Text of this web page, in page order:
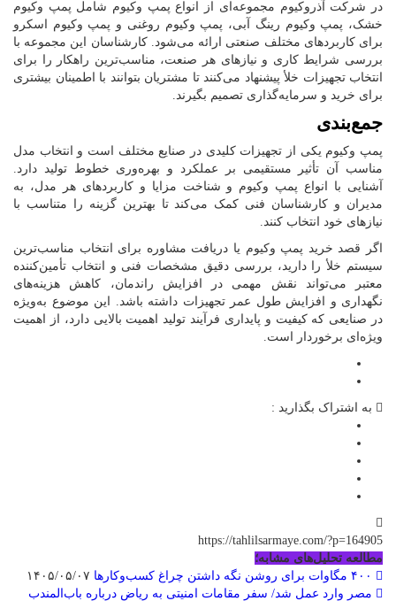
در شرکت آذروکیوم مجموعه‌ای از انواع پمپ وکیوم شامل پمپ وکیوم
خشک، پمپ وکیوم رینگ آبی، پمپ وکیوم روغنی و پمپ وکیوم اسکرو
برای کاربردهای مختلف صنعتی ارائه می‌شود. کارشناسان این مجموعه با
بررسی شرایط کاری و نیازهای هر صنعت، مناسب‌ترین راهکار را برای
انتخاب تجهیزات خلأ پیشنهاد می‌کنند تا مشتریان بتوانند با اطمینان بیشتری
برای خرید و سرمایه‌گذاری تصمیم بگیرند.
جمع‌بندی
پمپ وکیوم یکی از تجهیزات کلیدی در صنایع مختلف است و انتخاب مدل
مناسب آن تأثیر مستقیمی بر عملکرد و بهره‌وری خطوط تولید دارد.
آشنایی با انواع پمپ وکیوم و شناخت مزایا و کاربردهای هر مدل، به
مدیران و کارشناسان فنی کمک می‌کند تا بهترین گزینه را متناسب با
نیازهای خود انتخاب کنند.
اگر قصد خرید پمپ وکیوم یا دریافت مشاوره برای انتخاب مناسب‌ترین
سیستم خلأ را دارید، بررسی دقیق مشخصات فنی و انتخاب تأمین‌کننده
معتبر می‌تواند نقش مهمی در افزایش راندمان، کاهش هزینه‌های
نگهداری و افزایش طول عمر تجهیزات داشته باشد. این موضوع به‌ویژه
در صنایعی که کیفیت و پایداری فرآیند تولید اهمیت بالایی دارد، از اهمیت
ویژه‌ای برخوردار است.
به اشتراک بگذارید :
https://tahlilsarmaye.com/?p=164905
مطالعه تحلیل‌های مشابه؛
مصر وارد عمل شد/ سفر مقامات امنیتی به ریاض درباره باب‌المندب